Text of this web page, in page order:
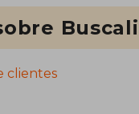
clientes